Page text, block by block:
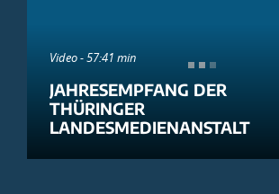
Video - 57:41 min
JAHRESEMPFANG DER
THÜRINGER
LANDESMEDIENANSTALT